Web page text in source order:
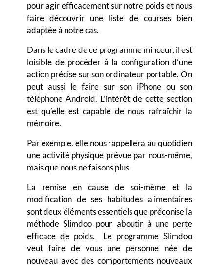
pour agir efficacement sur notre poids et nous
faire découvrir une liste de courses bien
adaptée à notre cas.
Dans le cadre de ce programme minceur, il est
loisible de procéder à la configuration d’une
action précise sur son ordinateur portable. On
peut aussi le faire sur son iPhone ou son
téléphone Android. L’intérêt de cette section
est qu’elle est capable de nous rafraîchir la
mémoire.
Par exemple, elle nous rappellera au quotidien
une activité physique prévue par nous-même,
mais que nous ne faisons plus.
La remise en cause de soi-même et la
modification de ses habitudes alimentaires
sont deux éléments essentiels que préconise la
méthode Slimdoo pour aboutir à une perte
efficace de poids. Le programme Slimdoo
veut faire de vous une personne née de
nouveau avec des comportements nouveaux